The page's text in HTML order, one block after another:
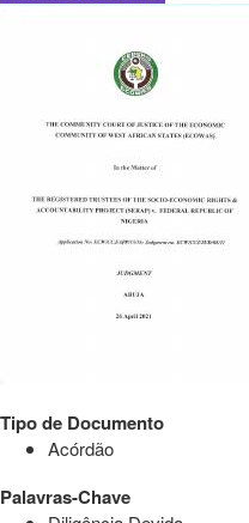
Tipo de Documento
Acórdão
Palavras-Chave